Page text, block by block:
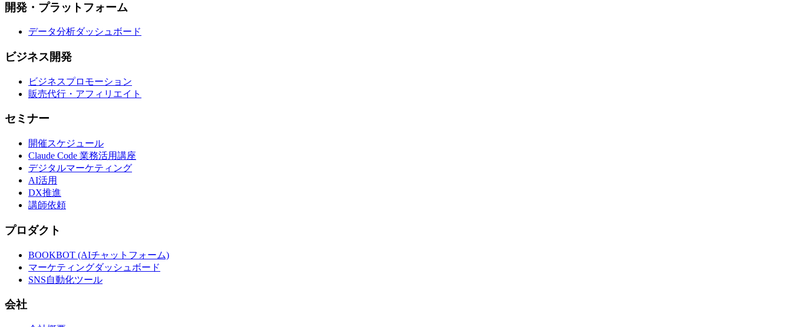
開発・プラットフォーム
データ分析ダッシュボード
ビジネス開発
ビジネスプロモーション
販売代行・アフィリエイト
セミナー
開催スケジュール
Claude Code 業務活用講座
デジタルマーケティング
AI活用
DX推進
講師依頼
プロダクト
BOOKBOT (AIチャットフォーム)
マーケティングダッシュボード
SNS自動化ツール
会社